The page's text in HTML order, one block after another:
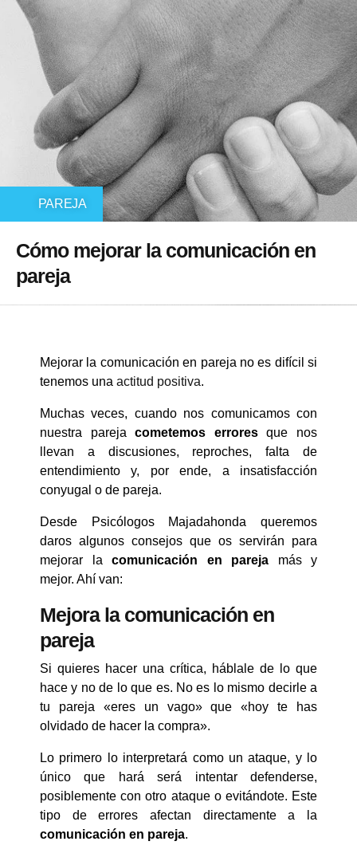
PAREJA
Cómo mejorar la comunicación en
pareja
Mejorar la comunicación en pareja no es difícil si
tenemos una actitud positiva.
Muchas veces, cuando nos comunicamos con
nuestra parejacometemos erroresque nos
llevan a discusiones, reproches, falta de
entendimiento y, por ende, a insatisfacción
conyugal o de pareja.
Desde Psicólogos Majadahonda queremos
daros algunos consejos que os servirán para
mejorar la comunicación en pareja más y
mejor. Ahí van:
Mejora la comunicación en
pareja
Si quieres hacer una crítica, háblale de lo que
hace y no de lo que es. No es lo mismo decirle a
tu pareja «eres un vago» que «hoy te has
olvidado de hacer la compra».
Lo primero lo interpretará como un ataque, y lo
único que hará será intentar defenderse,
posiblemente con otro ataque o evitándote. Este
tipo de errores afectan directamente a la
comunicación en pareja.